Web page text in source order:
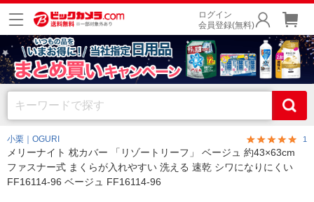
ログイン
会員登録(無料)
小栗｜OGURI 1
メリーナイト 枕カバー 「リゾートリーフ」 ベージュ 約43×63cm
ファスナー式 まくらが入れやすい 洗える 速乾 シワになりにくい
FF16114-96 ベージュ FF16114-96